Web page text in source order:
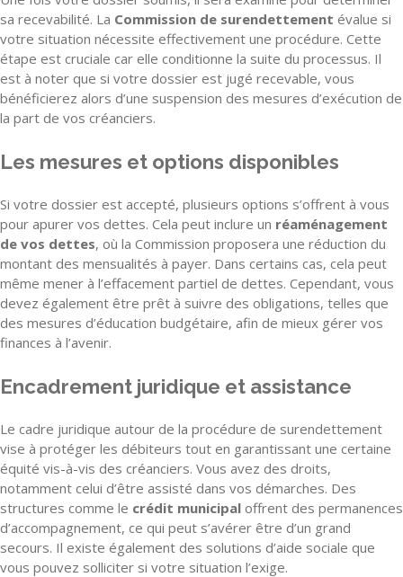
sa recevabilité. La Commission de surendettement évalue si
votre situation nécessite effectivement une procédure. Cette
étape est cruciale car elle conditionne la suite du processus. Il
est à noter que si votre dossier est jugé recevable, vous
bénéficierez alors d’une suspension des mesures d’exécution de
la part de vos créanciers.
Les mesures et options disponibles
Si votre dossier est accepté, plusieurs options s’offrent à vous
pour apurer vos dettes. Cela peut inclure un réaménagement
de vos dettes, où la Commission proposera une réduction du
montant des mensualités à payer. Dans certains cas, cela peut
même mener à l’effacement partiel de dettes. Cependant, vous
devez également être prêt à suivre des obligations, telles que
des mesures d’éducation budgétaire, afin de mieux gérer vos
finances à l’avenir.
Encadrement juridique et assistance
Le cadre juridique autour de la procédure de surendettement
vise à protéger les débiteurs tout en garantissant une certaine
équité vis-à-vis des créanciers. Vous avez des droits,
notamment celui d’être assisté dans vos démarches. Des
structures comme le crédit municipal offrent des permanences
d’accompagnement, ce qui peut s’avérer être d’un grand
secours. Il existe également des solutions d’aide sociale que
vous pouvez solliciter si votre situation l’exige.